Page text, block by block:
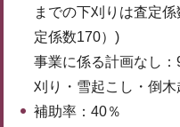
までの下刈りは査定
定係数170）)
事業に係る計画なし
刈り・雪起こし・倒木
補助率：40％